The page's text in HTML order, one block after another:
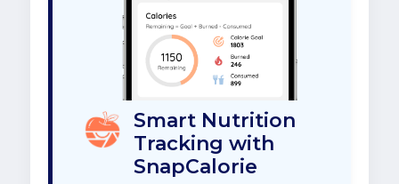
Smart Nutrition
Tracking with
SnapCalorie